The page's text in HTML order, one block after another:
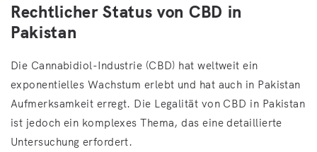
Rechtlicher Status von CBD in
Pakistan
Die Cannabidiol-Industrie (CBD) hat weltweit ein
exponentielles Wachstum erlebt und hat auch in Pakistan
Aufmerksamkeit erregt. Die Legalität von CBD in Pakistan
ist jedoch ein komplexes Thema, das eine detaillierte
Untersuchung erfordert.